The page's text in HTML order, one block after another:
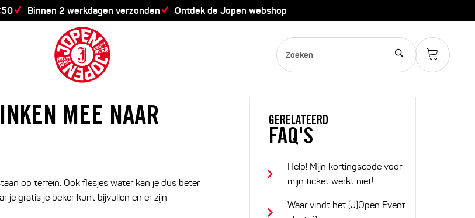
Binnen 2 werkdagen verzonden Ontdek de Jopen webshop
MEE NAAR
op terrein. Ook flesjes water kan je dus beter
je gratis je beker kunt bijvullen en er zijn
GERELATEERD
FAQ'S
Help! Mijn kortingscode voor
mijn ticket werkt niet!
Waar vindt het (J)Open Event